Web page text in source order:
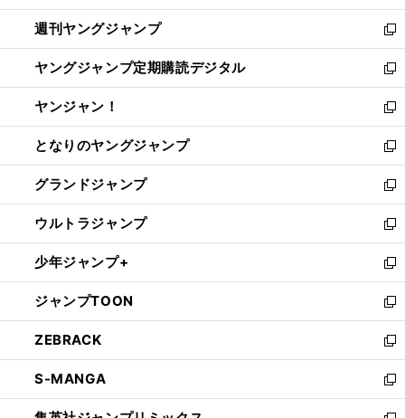
開
く
ウ
で
開
く
ン
ド
ウ
で
開
く
ウ
ィ
ン
ド
ウ
で
開
く
週刊ヤングジャンプ
新
し
い
ウ
ィ
ン
ド
ウ
で
開
く
ヤングジャンプ定期購読デジタル
新
し
い
ウ
ィ
ン
ド
ウ
で
開
く
ヤンジャン！
新
し
い
ウ
ィ
ン
ド
ウ
で
開
く
となりのヤングジャンプ
新
し
い
ウ
ィ
ン
ド
ウ
で
開
く
グランドジャンプ
新
し
い
ウ
ィ
ン
ド
ウ
で
開
く
ウルトラジャンプ
新
し
い
ウ
ィ
ン
ド
ウ
で
開
少年ジャンプ+
新
し
い
ウ
ィ
ン
ド
ウ
ジャンプTOON
新
し
い
ウ
ィ
ン
ZEBRACK
新
し
い
ウ
S-MANGA
新
し